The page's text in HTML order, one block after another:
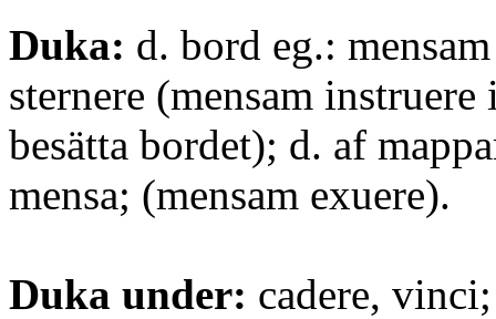
Duka: d. bord eg.:
sternere (mensam
besätta bordet); d. af
mensa; (mensam exuere).
Duka under: cadere,